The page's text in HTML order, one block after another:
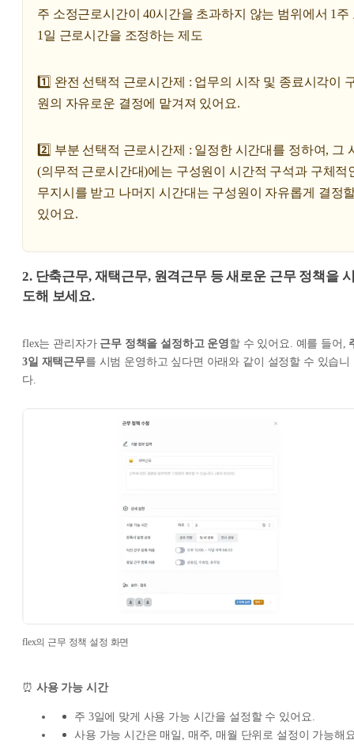
주 소정근로시간이 40시간을 초과하지 않는 범위에서 1주
1일 근로시간을 조정하는 제도
1️⃣ 완전 선택적 근로시간제 : 업무의 시작 및 종료시각이
원의 자유로운 결정에 맡겨져 있어요.
2️⃣ 부분 선택적 근로시간제 : 일정한 시간대를 정하여, 그
(의무적 근로시간대)에는 구성원이 시간적 구석과 구체적
무지시를 받고 나머지 시간대는 구성원이 자유롭게 결정
있어요.
2. 단축근무, 재택근무, 원격근무 등 새로운 근무 정책을
도해 보세요.
flex는 관리자가 근무 정책을 설정하고 운영할 수 있어요. 예를 들어,
3일 재택근무를 시범 운영하고 싶다면 아래와 같이 설정할 수 있습니
다.
flex의 근무 정책 설정 화면
⏰ 사용 가능 시간
주 3일에 맞게 사용 가능 시간을 설정할 수 있어요.
사용 가능 시간은 매일, 매주, 매월 단위로 설정이 가능해